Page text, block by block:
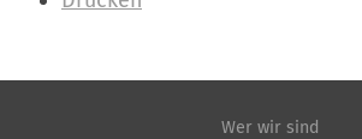
Wer wir sind